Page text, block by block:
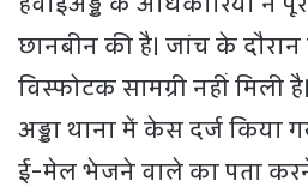
छानबीन की है। जांच के
विस्फोटक सामग्री नहीं मिली
अड्डा थाना में केस दर्ज किया
ई-मेल भेजने वाले का पता